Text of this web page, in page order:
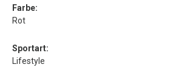
Farbe:
Rot
Sportart:
Lifestyle